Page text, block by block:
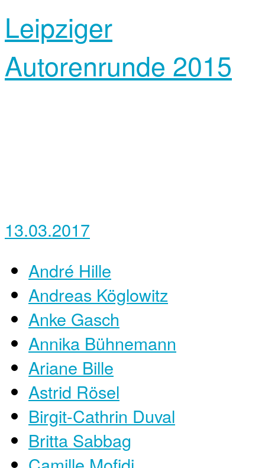
Leipziger
Autorenrunde 2015
13.03.2017
André Hille
Andreas Köglowitz
Anke Gasch
Annika Bühnemann
Ariane Bille
Astrid Rösel
Birgit-Cathrin Duval
Britta Sabbag